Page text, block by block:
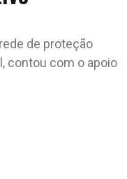
de proteção
contou com o apoio